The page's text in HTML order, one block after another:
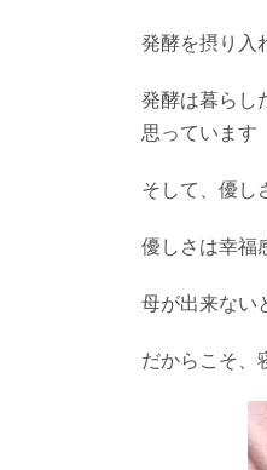
発酵を摂り入
発酵は暮らし
思っています
そして、優し
優しさは幸福
母が出来ない
だからこそ、